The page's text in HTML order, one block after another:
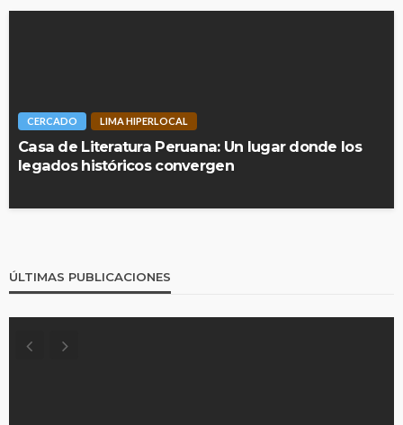
CERCADO LIMA HIPERLOCAL
Casa de Literatura Peruana: Un lugar donde los
legados históricos convergen
ÚLTIMAS PUBLICACIONES